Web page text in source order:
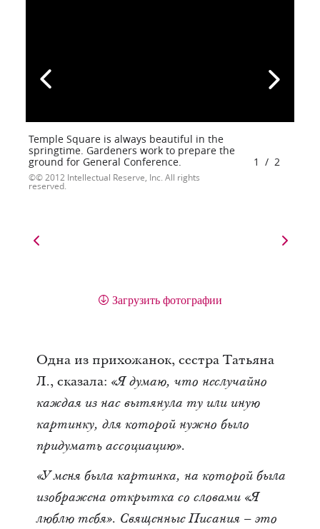
Temple Square is always beautiful in the
springtime. Gardeners work to prepare the
ground for General Conference.
© 2012 Intellectual Reserve, Inc. All rights
reserved.
1 / 2
Загрузить фотографии
Одна из прихожанок, сестра Татьяна
Л., сказала: «Я думаю, что неслучайно
каждая из нас вытянула ту или иную
картинку, для которой нужно было
придумать ассоциацию».
«У меня была картинка, на которой была
изображена открытка со словами «Я
люблю тебя». Священные Писания – это